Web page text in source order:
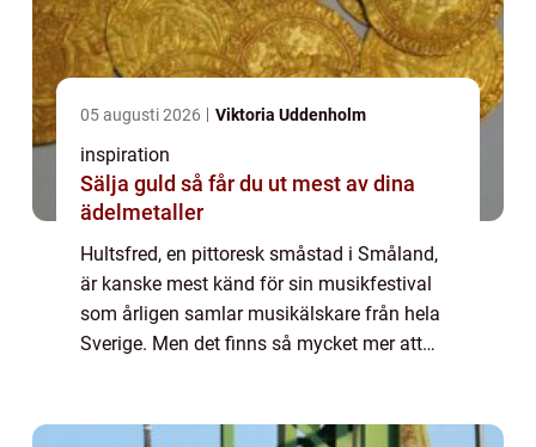
05 augusti 2026 Viktoria Uddenholm
inspiration
Sälja guld så får du ut mest av dina
ädelmetaller
Hultsfred, en pittoresk småstad i Småland,
är kanske mest känd för sin musikfestival
som årligen samlar musikälskare från hela
Sverige. Men det finns så mycket mer att